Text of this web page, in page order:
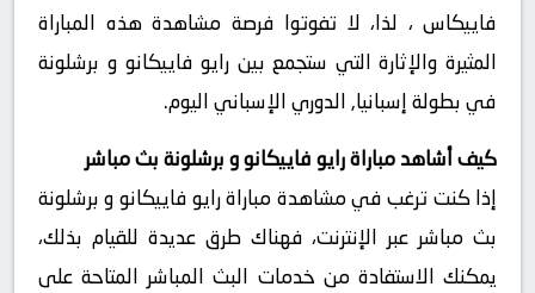
فاييكاس ، لذا، لا تفوتوا فرصة مشاهدة هذه المباراة
المثيرة والإثارة التي ستجمع بين رايو فاييكانو و برشلونة
في بطولة إسبانيا, الدوري الإسباني اليوم.
كيف أشاهد مباراة رايو فاييكانو و برشلونة بث مباشر
إذا كنت ترغب في مشاهدة مباراة رايو فاييكانو و برشلونة
بث مباشر عبر الإنترنت، فهناك طرق عديدة للقيام بذلك،
يمكنك الاستفادة من خدمات البث المباشر المتاحة على